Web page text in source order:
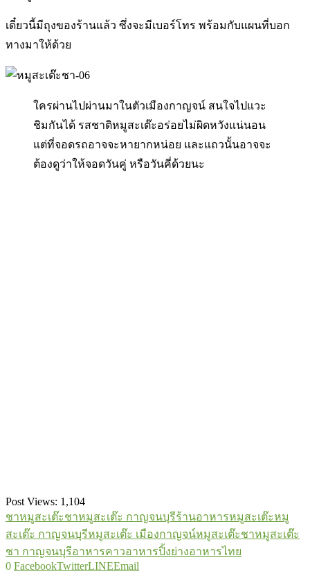
เดี๋ยวนี้มีถุงของร้านแล้ว ซึ่งจะมีเบอร์โทร พร้อมกับแผนที่บอก
ทางมาให้ด้วย
ใครผ่านไปผ่านมาในตัวเมืองกาญจน์ สนใจไปแวะ
ชิมกันได้ รสชาติหมูสะเต๊ะอร่อยไม่ผิดหวังแน่นอน
แต่ที่จอดรถอาจจะหายากหน่อย และแถวนั้นอาจจะ
ต้องดูว่าให้จอดวันคู่ หรือวันคี่ด้วยนะ
Post Views: 1,104
ชาหมูสะเต๊ะชาหมูสะเต๊ะ กาญจนบุรีร้านอาหารหมูสะเต๊ะหมู
สะเต๊ะ กาญจนบุรีหมูสะเต๊ะ เมืองกาญจน์หมูสะเต๊ะชาหมูสะเต๊ะ
ชา กาญจนบุรีอาหารคาวอาหารปิ้งย่างอาหารไทย
0 FacebookTwitterLINEEmail